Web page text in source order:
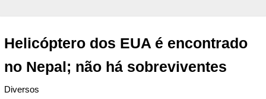
Helicóptero dos EUA é encontrado
no Nepal; não há sobreviventes
Diversos